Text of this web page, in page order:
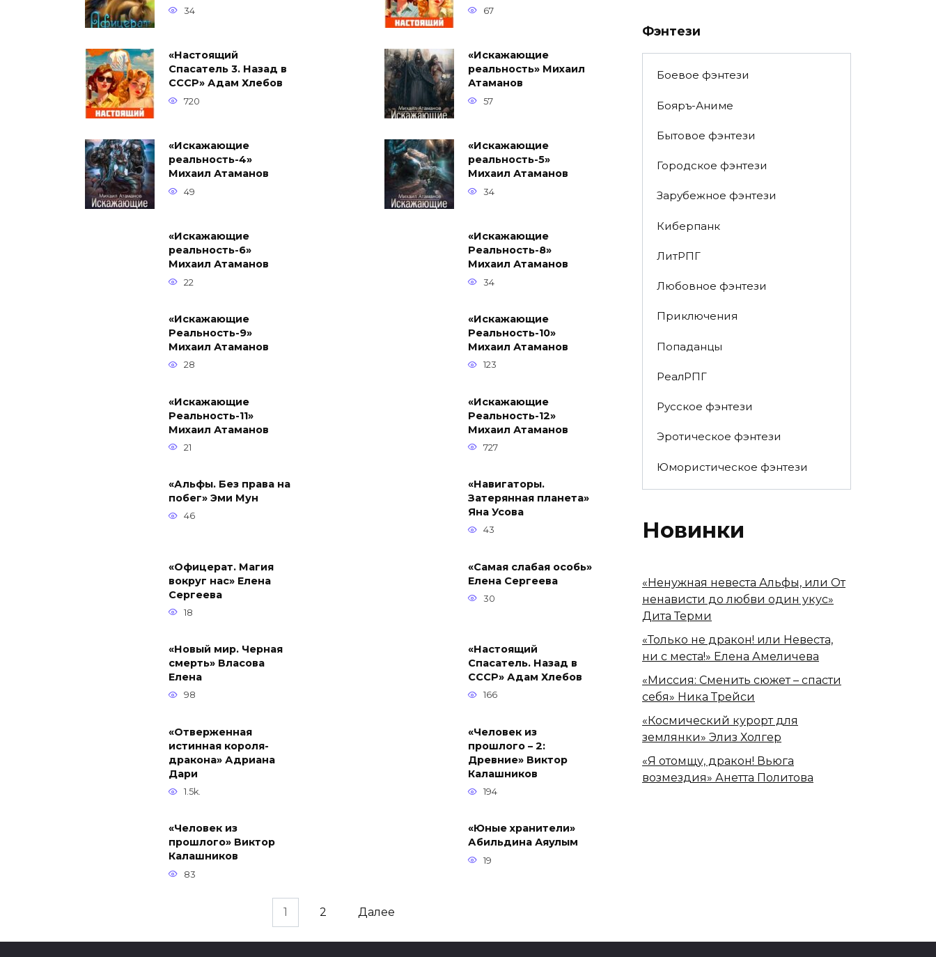
34 67
«Настоящий
Спасатель 3. Назад в
СССР» Адам Хлебов
720
«Искажающие
реальность» Михаил
Атаманов
57
«Искажающие
реальность-4»
Михаил Атаманов
49
«Искажающие
реальность-5»
Михаил Атаманов
34
«Искажающие
реальность-6»
Михаил Атаманов
22
«Искажающие
Реальность-8»
Михаил Атаманов
34
«Искажающие
Реальность-9»
Михаил Атаманов
28
«Искажающие
Реальность-10»
Михаил Атаманов
123
«Искажающие
Реальность-11»
Михаил Атаманов
21
«Искажающие
Реальность-12»
Михаил Атаманов
727
«Альфы. Без права на
побег» Эми Мун
46
«Навигаторы.
Затерянная планета»
Яна Усова
43
«Офицерат. Магия
вокруг нас» Елена
Сергеева
18
«Самая слабая особь»
Елена Сергеева
30
«Новый мир. Черная
смерть» Власова
Елена
98
«Настоящий
Спасатель. Назад в
СССР» Адам Хлебов
166
«Отверженная
истинная короля-
дракона» Адриана
Дари
1.5k.
«Человек из
прошлого – 2:
Древние» Виктор
Калашников
194
«Человек из
прошлого» Виктор
Калашников
83
«Юные хранители»
Абильдина Аяулым
19
записям
1 2 Далее
Фэнтези
Боевое фэнтези
Бояръ-Аниме
Бытовое фэнтези
Городское фэнтези
Зарубежное фэнтези
Киберпанк
ЛитРПГ
Любовное фэнтези
Приключения
Попаданцы
РеалРПГ
Русское фэнтези
Эротическое фэнтези
Юмористическое фэнтези
Новинки
«Ненужная невеста Альфы, или От
ненависти до любви один укус»
Дита Терми
«Только не дракон! или Невеста,
ни с места!» Елена Амеличева
«Миссия: Сменить сюжет – спасти
себя» Ника Трейси
«Космический курорт для
землянки» Элиз Холгер
«Я отомщу, дракон! Вьюга
возмездия» Анетта Политова